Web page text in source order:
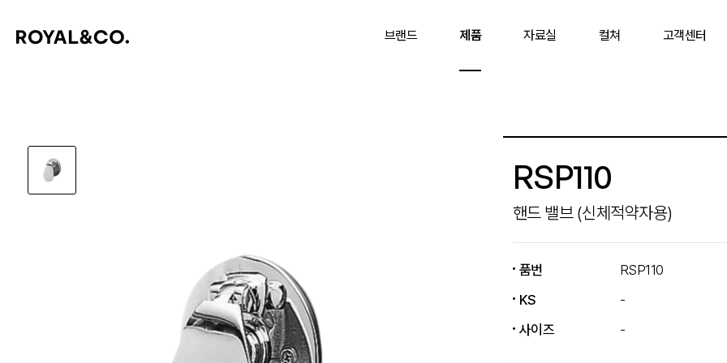
브랜드 제품 자료실 컬쳐 고객센터
RSP110
핸드 밸브 (신체적약자용)
품번
RSP110
KS
-
사이즈
-